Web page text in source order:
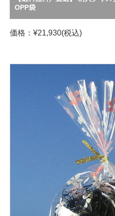
OPP袋
価格：¥21,930(税込)